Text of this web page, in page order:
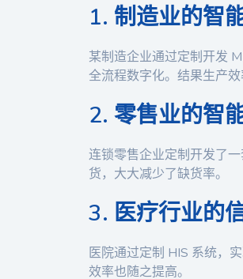
1. 制造业的智
某制造企业通过定制开发
全流程数字化。结果生产
2. 零售业的智
连锁零售企业定制开发了
货，大大减少了缺货率。
3. 医疗行业的
医院通过定制 HIS 系统，
效率也随之提高。